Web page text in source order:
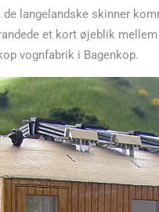
de langelandske skinner
et kort øjeblik
vognfabrik i Bagenkop.